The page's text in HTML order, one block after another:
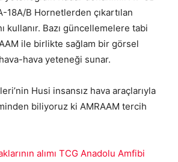
18A/B Hornetlerden çıkartılan
kullanır. Bazı güncellemelere tabi
ile birlikte sağlam bir görsel
hava yeteneği sunar.
Husi insansız hava araçlarıyla
biliyoruz ki AMRAAM tercih
alımı TCG Anadolu Amfibi